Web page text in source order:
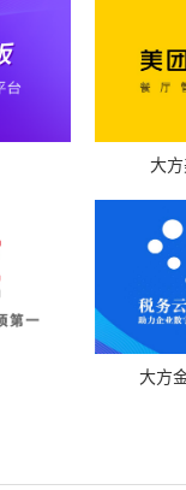
大
大方